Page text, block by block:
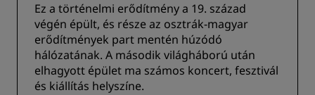
Ez a történelmi erődítmény a 19. század
végén épült, és része az osztrák-magyar
erődítmények part mentén húzódó
hálózatának. A második világháború után
elhagyott épület ma számos koncert, fesztivál
és kiállítás helyszíne.